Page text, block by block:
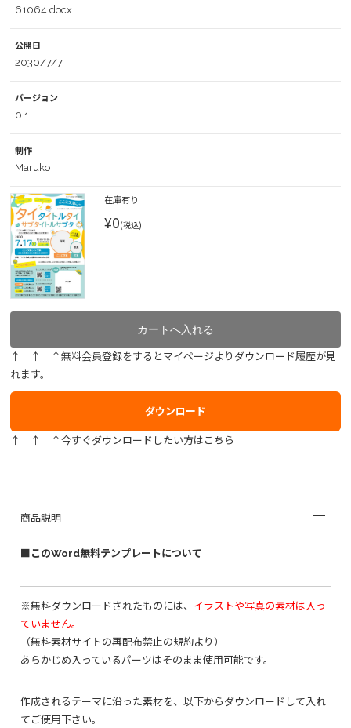
61064.docx
公開日
2030/7/7
バージョン
0.1
制作
Maruko
在庫有り
¥0(税込)
↑ ↑ ↑無料会員登録をするとマイページよりダウンロード履歴が見
れます。
ダウンロード
↑ ↑ ↑今すぐダウンロードしたい方はこちら
商品説明
■このWord無料テンプレートについて
※無料ダウンロードされたものには、 イラストや写真の素材は入っ
ていません。
（無料素材サイトの再配布禁止の規約より）
あらかじめ入っているパーツはそのまま使用可能です。
作成されるテーマに沿った素材を、以下からダウンロードして入れ
てご使用下さい。